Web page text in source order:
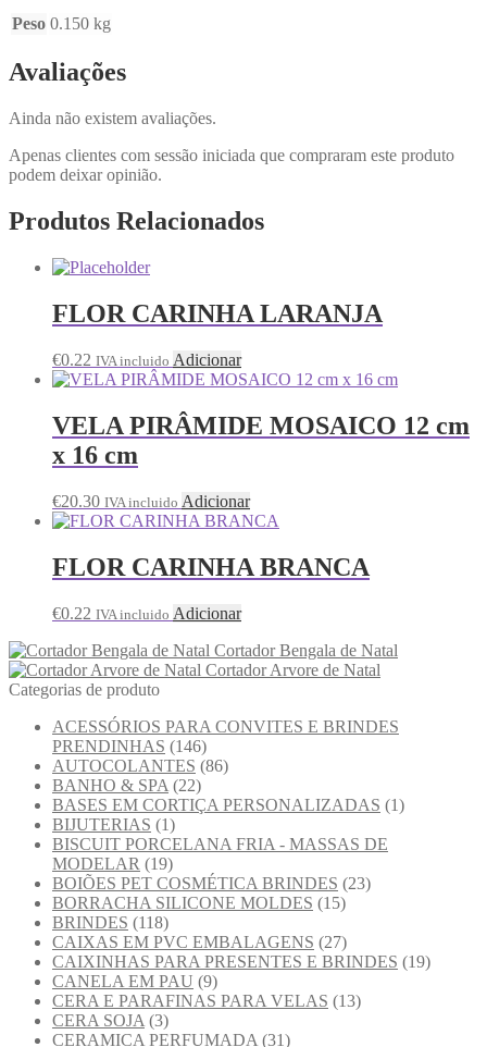
Peso 0.150 kg
Avaliações
Ainda não existem avaliações.
Apenas clientes com sessão iniciada que compraram este produto
podem deixar opinião.
Produtos Relacionados
FLOR CARINHA LARANJA
€0.22 IVA incluido Adicionar
VELA PIRÂMIDE MOSAICO 12 cm
x 16 cm
€20.30 IVA incluido Adicionar
FLOR CARINHA BRANCA
€0.22 IVA incluido Adicionar
Cortador Bengala de Natal
Cortador Arvore de Natal
Categorias de produto
ACESSÓRIOS PARA CONVITES E BRINDES
PRENDINHAS (146)
AUTOCOLANTES (86)
BANHO & SPA (22)
BASES EM CORTIÇA PERSONALIZADAS (1)
BIJUTERIAS (1)
BISCUIT PORCELANA FRIA - MASSAS DE
MODELAR (19)
BOIÕES PET COSMÉTICA BRINDES (23)
BORRACHA SILICONE MOLDES (15)
BRINDES (118)
CAIXAS EM PVC EMBALAGENS (27)
CAIXINHAS PARA PRESENTES E BRINDES (19)
CANELA EM PAU (9)
CERA E PARAFINAS PARA VELAS (13)
CERA SOJA (3)
CERAMICA PERFUMADA (31)